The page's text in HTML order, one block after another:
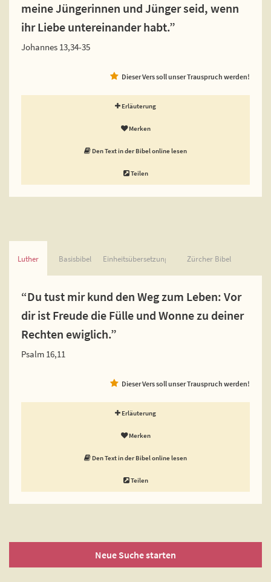
meine Jüngerinnen und Jünger seid, wenn
ihr Liebe untereinander habt.”
Johannes 13,34-35
Dieser Vers soll unser Trauspruch werden!
Erläuterung
Merken
Den Text in der Bibel online lesen
Teilen
Luther Basisbibel Einheitsübersetzung Zürcher Bibel
“Du tust mir kund den Weg zum Leben: Vor
dir ist Freude die Fülle und Wonne zu deiner
Rechten ewiglich.”
Psalm 16,11
Dieser Vers soll unser Trauspruch werden!
Erläuterung
Merken
Den Text in der Bibel online lesen
Teilen
Neue Suche starten